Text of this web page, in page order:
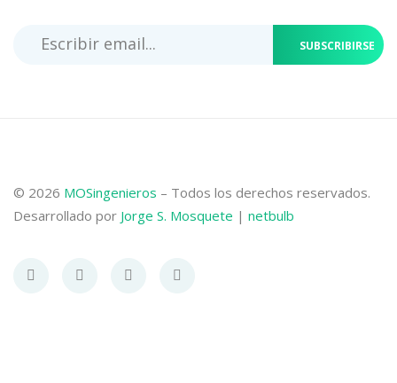
SUBSCRIBIRSE
© 2026 MOSingenieros – Todos los derechos reservados.
Desarrollado por Jorge S. Mosquete | netbulb